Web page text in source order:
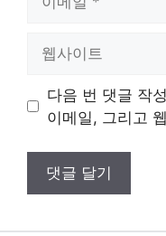
트
다음 번 댓글 작
이메일, 그리고